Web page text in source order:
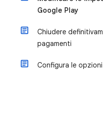
Google Play
Chiudere
pagamenti
Configura le